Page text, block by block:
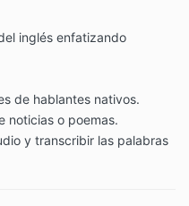
inglés enfatizando
de hablantes nativos.
noticias o poemas.
y transcribir las palabras